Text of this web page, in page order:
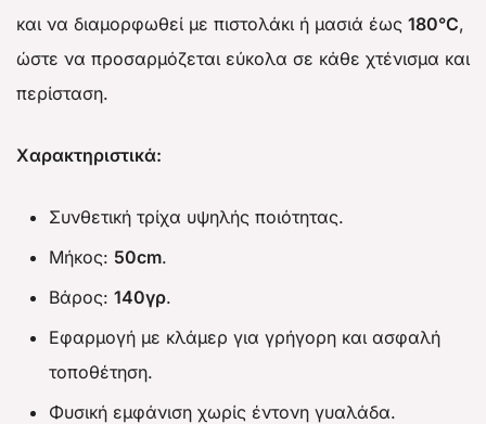
και να διαμορφωθεί με πιστολάκι ή μασιά έως 180°C,
ώστε να προσαρμόζεται εύκολα σε κάθε χτένισμα και
περίσταση.
Χαρακτηριστικά:
Συνθετική τρίχα υψηλής ποιότητας.
Μήκος: 50cm.
Βάρος: 140γρ.
Εφαρμογή με κλάμερ για γρήγορη και ασφαλή
τοποθέτηση.
Φυσική εμφάνιση χωρίς έντονη γυαλάδα.